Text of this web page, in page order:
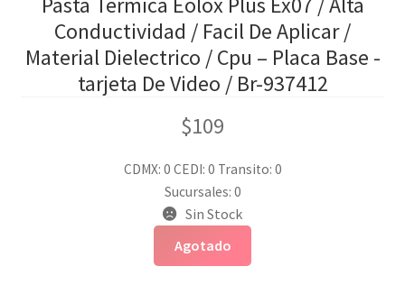
Conductividad / Facil De Aplicar /
Material Dielectrico / Cpu – Placa Base -
tarjeta De Video / Br-937412
$109
CDMX: 0 CEDI: 0 Transito: 0
Sucursales: 0
Sin Stock
Agotado